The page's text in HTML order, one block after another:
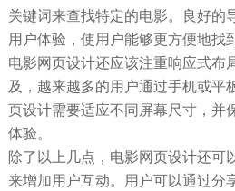
关键词来查找特定的电影。良好的
用户体验，使用户能够更方便地找
电影网页设计还应该注重响应式布
及，越来越多的用户通过手机或平
页设计需要适应不同屏幕尺寸，并
体验。
除了以上几点，电影网页设计还可
来增加用户互动。用户可以通过分